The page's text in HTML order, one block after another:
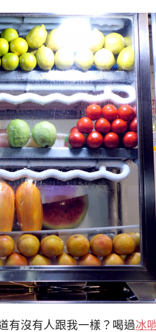
有沒有人跟我一樣？喝過冰